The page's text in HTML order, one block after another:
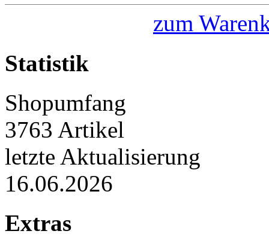
zum
Statistik
Shopumfang
3763 Artikel
letzte Aktualisierung
16.06.2026
Extras